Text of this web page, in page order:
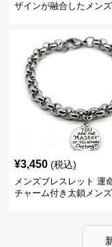
ザインが融合したメン
¥3,450 (税込)
メンズブレスレット 運
チャーム付き太鎖メン